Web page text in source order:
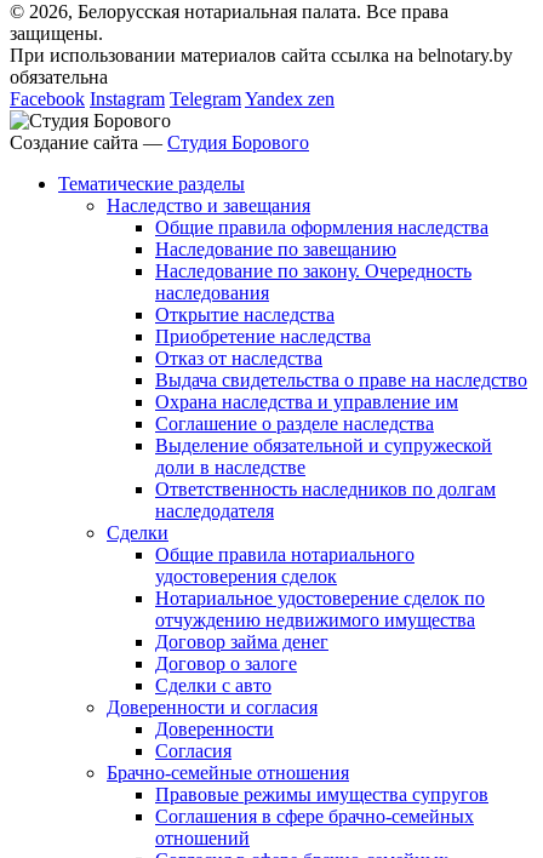
© 2026, Белорусская нотариальная палата. Все права
защищены.
При использовании материалов сайта ссылка на belnotary.by
обязательна
Facebook Instagram TelegramYandex zen
Создание сайта — Студия Борового
Тематические разделы
Наследство и завещания
Общие правила оформления наследства
Наследование по завещанию
Наследование по закону. Очередность
наследования
Открытие наследства
Приобретение наследства
Отказ от наследства
Выдача свидетельства о праве на наследство
Охрана наследства и управление им
Соглашение о разделе наследства
Выделение обязательной и супружеской
доли в наследстве
Ответственность наследников по долгам
наследодателя
Сделки
Общие правила нотариального
удостоверения сделок
Нотариальное удостоверение сделок по
отчуждению недвижимого имущества
Договор займа денег
Договор о залоге
Сделки с авто
Доверенности и согласия
Доверенности
Согласия
Брачно-семейные отношения
Правовые режимы имущества супругов
Соглашения в сфере брачно-семейных
отношений